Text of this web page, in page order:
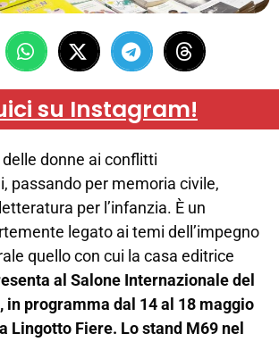
su Instagram!
donne ai conflitti
passando per memoria civile,
per l’infanzia. È un
legato ai temi dell’impegno
quello con cui la casa editrice
al Salone Internazionale del
in programma dal 14 al 18 maggio
Lingotto Fiere. Lo stand M69 nel